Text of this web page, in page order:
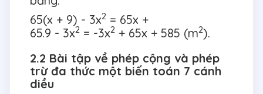
65(x + 9) - 3x2 = 65x +
65.9 - 3x2 = -3x2 + 65x + 585 (m2).
2.2 Bài tập về phép cộng và phép
trừ đa thức một biến toán 7 cánh
diều